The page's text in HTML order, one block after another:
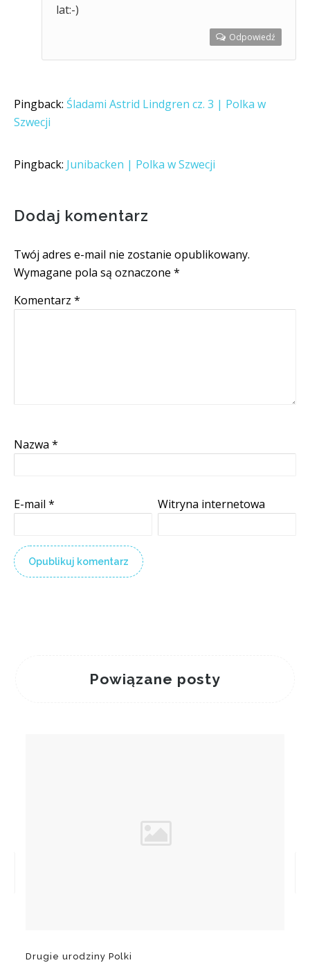
lat:-)
Odpowiedź
Pingback: Śladami Astrid Lindgren cz. 3 | Polka w
Szwecji
Pingback: Junibacken | Polka w Szwecji
Dodaj komentarz
Twój adres e-mail nie zostanie opublikowany.
Wymagane pola są oznaczone *
Komentarz *
Nazwa *
E-mail * Witryna internetowa
Powiązane posty
Drugie urodziny Polki